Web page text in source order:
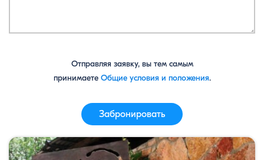
Отправляя заявку, вы тем самым
принимаете Общие условия и положения.
Забронировать